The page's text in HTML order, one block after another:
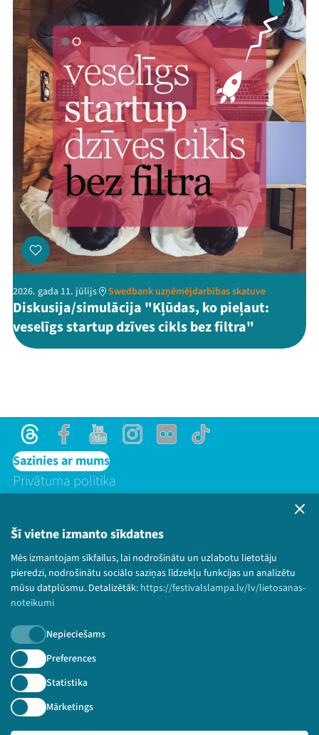
Šī vietne izmanto sīkdatnes
Mēs izmantojam sīkfailus, lai nodrošinātu un uzlabotu lietotāju
pieredzi, nodrošinātu sociālo saziņas līdzekļu funkcijas un analizētu
mūsu datplūsmu. Detalizētāk: https://festivalslampa.lv/lv/lietosanas-
noteikumi
Nepieciešams
Preferences
Statistika
Mārketings
2026. gada 11. jūlijs Swedbank uzņēmējdarbības skatuve
Diskusija/simulācija "Kļūdas, ko pieļaut:
veselīgs startup dzīves cikls bez filtra"
ThreadsFacebookYoutubeInstagram
Flick TikTok
Sazinies ar mums
Privātuma politika
© 2026 Sarunu festivāls LAMPA Visas tiesības
paturētas.
Piesakies jaunumiem!
Nepalaid garām aktuālāko informāciju!
Pieteikties